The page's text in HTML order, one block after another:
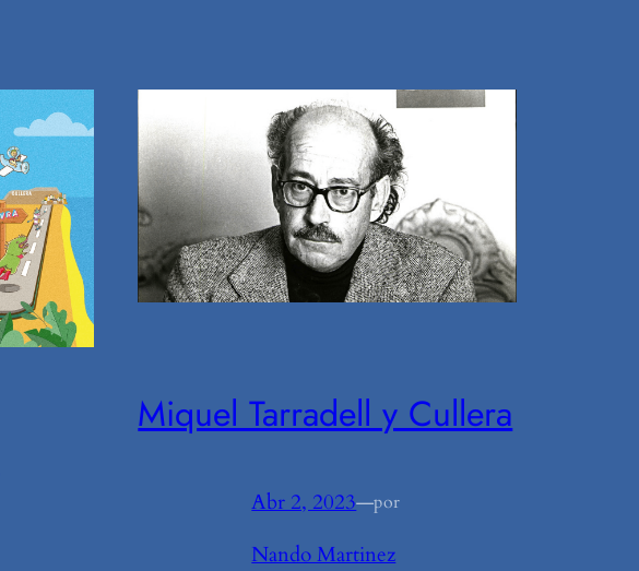
Miquel Tarradell y Cullera
Abr 2, 2023—por
Nando Martinez